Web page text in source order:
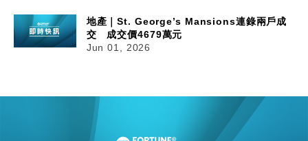
地產｜St. George’s Mansions連錄兩戶成
交 成交價4679萬元
Jun 01, 2026